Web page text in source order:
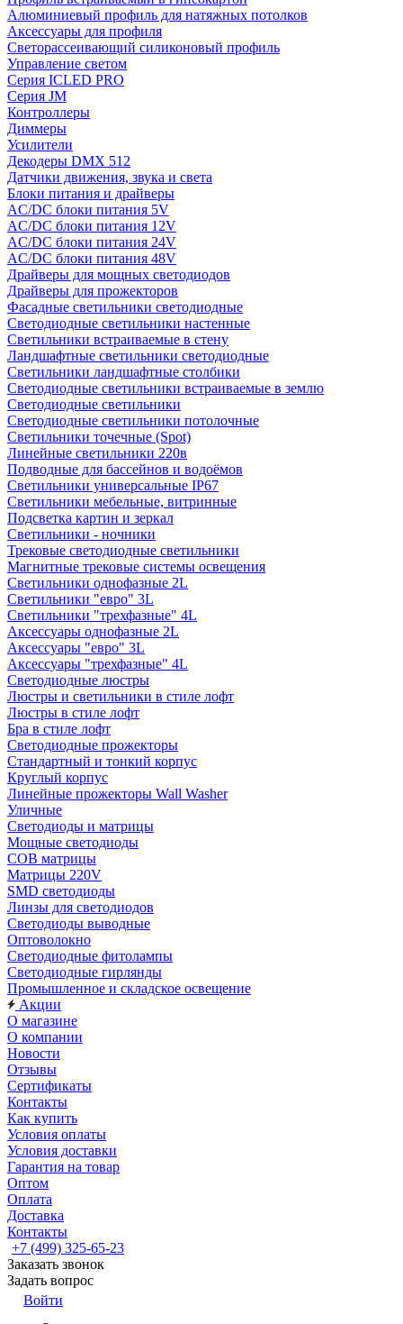
Алюминиевый профиль для натяжных потолков
Аксессуары для профиля
Светорассеивающий силиконовый профиль
Управление светом
Серия ICLED PRO
Серия JM
Контроллеры
Диммеры
Усилители
Декодеры DMX 512
Датчики движения, звука и света
Блоки питания и драйверы
AC/DC блоки питания 5V
AC/DC блоки питания 12V
AC/DC блоки питания 24V
AC/DC блоки питания 48V
Драйверы для мощных светодиодов
Драйверы для прожекторов
Фасадные светильники светодиодные
Светодиодные светильники настенные
Светильники встраиваемые в стену
Ландшафтные светильники светодиодные
Светильники ландшафтные столбики
Светодиодные светильники встраиваемые в землю
Светодиодные светильники
Светодиодные светильники потолочные
Светильники точечные (Spot)
Линейные светильники 220в
Подводные для бассейнов и водоёмов
Светильники универсальные IP67
Светильники мебельные, витринные
Подсветка картин и зеркал
Светильники - ночники
Трековые светодиодные светильники
Магнитные трековые системы освещения
Светильники однофазные 2L
Светильники "евро" 3L
Светильники "трехфазные" 4L
Аксессуары однофазные 2L
Аксессуары "евро" 3L
Аксессуары "трехфазные" 4L
Светодиодные люстры
Люстры и светильники в стиле лофт
Люстры в стиле лофт
Бра в стиле лофт
Светодиодные прожекторы
Стандартный и тонкий корпус
Круглый корпус
Линейные прожекторы Wall Washer
Уличные
Светодиоды и матрицы
Мощные светодиоды
COB матрицы
Матрицы 220V
SMD светодиоды
Линзы для светодиодов
Светодиоды выводные
Оптоволокно
Светодиодные фитолампы
Светодиодные гирлянды
Промышленное и складское освещение
Акции
О магазине
О компании
Новости
Отзывы
Сертификаты
Контакты
Как купить
Условия оплаты
Условия доставки
Гарантия на товар
Оптом
Оплата
Доставка
Контакты
+7 (499) 325-65-23
Заказать звонок
Задать вопрос
Войти